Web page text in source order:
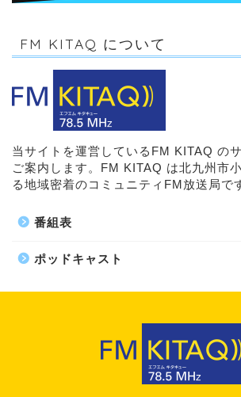
FM KITAQ について
当サイトを運営しているFM KITAQ の
ご案内します。FM KITAQ は北九州市
る地域密着のコミュニティFM放送局で
番組表
ポッドキャスト